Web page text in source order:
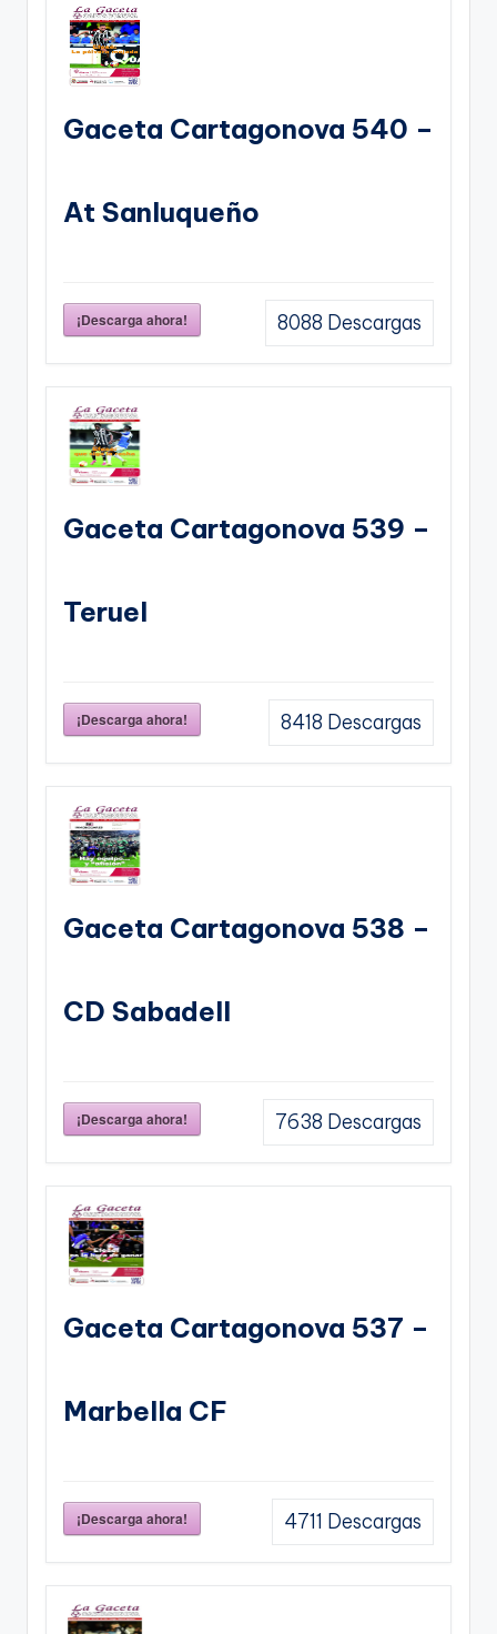
Gaceta Cartagonova 540 –
At Sanluqueño
¡Descarga ahora! 8088 Descargas
Gaceta Cartagonova 539 –
Teruel
¡Descarga ahora! 8418 Descargas
Gaceta Cartagonova 538 –
CD Sabadell
¡Descarga ahora! 7638 Descargas
Gaceta Cartagonova 537 –
Marbella CF
¡Descarga ahora! 4711 Descargas